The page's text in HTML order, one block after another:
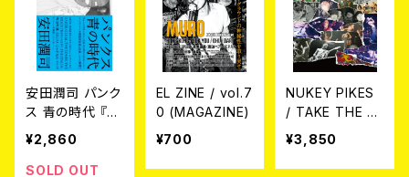
安田潤司 パンク
ス 青の時代 『ち
ょっとの雨ならが
まん』‐1980年
代パンクシーン
¥2,860
SOLD OUT
EL ZINE / vol.7
0 (MAGAZINE)
¥700
NUKEY PIKES
/ TAKE THE F
UNNY WAY (C
D+BOOK)
¥3,850